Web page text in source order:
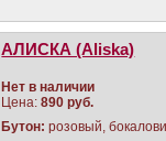
АЛИСКА (Aliska)
Нет в наличии
Цена:890 руб.
Бутон:розовый,